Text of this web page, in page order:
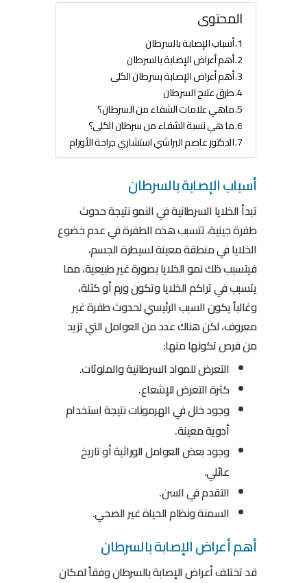
المحتوى
أسباب الإصابة بالسرطان
أهم أعراض الإصابة بالسرطان
أهم أعراض الإصابة بسرطان الكلى
طرق علاج السرطان
ماهي علامات الشفاء من السرطان؟
ما هي نسبة الشفاء من سرطان الكلى؟
الدكتور عاصم البراشي استشاري جراحة الأورام
أسباب الإصابة بالسرطان
تبدأ الخلايا السرطانية في النمو نتيجة حدوث
طفرة جينية، تتسبب هذه الطفرة في عدم خضوع
الخلايا في منطقة معينة لسيطرة الجسم،
فيتسبب ذلك نمو الخلايا بصورة غير طبيعية، مما
يتسبب في تراكم الخلايا وتكون ورم أو كتلة،
وغالباً يكون السبب الرئيسي لحدوث طفرة غير
معروف، لكن هناك عدد من العوامل التي تزيد
من فرص تكونها منها:
التعرض للمواد السرطانية والملوثات.
كثرة التعرض للإشعاع.
وجود خلل في الهرمونات نتيجة استخدام
أدوية معينة.
وجود بعض العوامل الوراثية أو تاريخ
عائلي.
التقدم في السن.
السمنة ونظام الحياة غير الصحي.
أهم أعراض الإصابة بالسرطان
قد تختلف أعراض الإصابة بالسرطان وفقاً لمكان